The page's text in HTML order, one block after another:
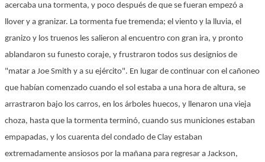
acercaba una tormenta, y poco después de que se fueran empezó a
llover y a granizar. La tormenta fue tremenda; el viento y la lluvia, el
granizo y los truenos les salieron al encuentro con gran ira, y pronto
ablandaron su funesto coraje, y frustraron todos sus designios de
"matar a Joe Smith y a su ejército". En lugar de continuar con el cañoneo
que habían comenzado cuando el sol estaba a una hora de altura, se
arrastraron bajo los carros, en los árboles huecos, y llenaron una vieja
choza, hasta que la tormenta terminó, cuando sus municiones estaban
empapadas, y los cuarenta del condado de Clay estaban
extremadamente ansiosos por la mañana para regresar a Jackson,